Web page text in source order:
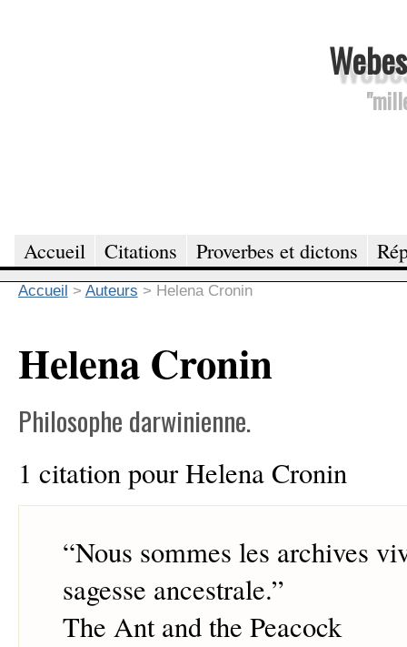
Accueil Citations Proverbes et dictons
Accueil > Auteurs > Helena Cronin
Helena Cronin
Philosophe darwinienne.
1 citation pour Helena Cronin
“Nous sommes les archives
sagesse ancestrale.”
The Ant and the Peacock